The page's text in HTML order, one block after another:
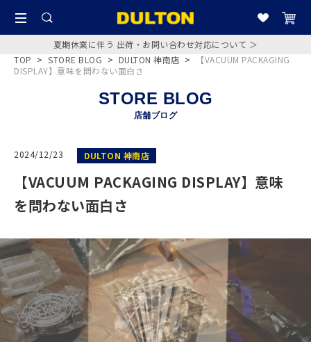
夏期休業に伴う 出荷・お問い合わせ対応について ＞
TOP > STORE BLOG > DULTON 神南店 >
【VACUUM PACKAGING
DISPLAY】意味を問わない面白さ
STORE BLOG
店舗ブログ
2024/12/23 DULTON 神南店
【VACUUM PACKAGING DISPLAY】意味
を問わない面白さ